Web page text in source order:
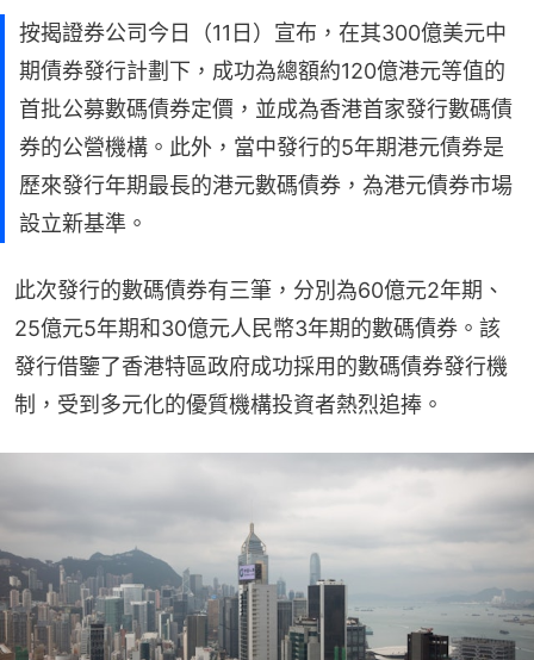
按揭證券公司今日（11日）宣布，在其300億美元中
期債券發行計劃下，成功為總額約120億港元等值的
首批公募數碼債券定價，並成為香港首家發行數碼債
券的公營機構。此外，當中發行的5年期港元債券是
歷來發行年期最長的港元數碼債券，為港元債券市場
設立新基準。
此次發行的數碼債券有三筆，分別為60億元2年期、
25億元5年期和30億元人民幣3年期的數碼債券。該
發行借鑒了香港特區政府成功採用的數碼債券發行機
制，受到多元化的優質機構投資者熱烈追捧。